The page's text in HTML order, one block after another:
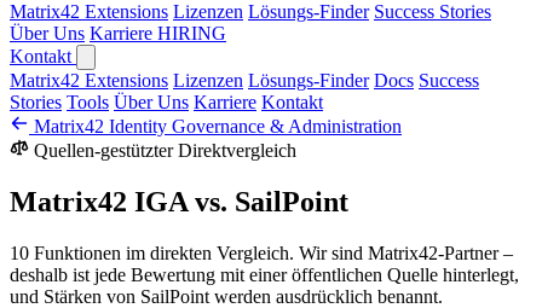
Matrix42 Extensions Lizenzen Lösungs-Finder Success Stories
Über Uns Karriere HIRING
Kontakt
Matrix42 Extensions Lizenzen Lösungs-Finder Docs Success
Stories Tools Über Uns Karriere Kontakt
Matrix42 Identity Governance & Administration
Quellen-gestützter Direktvergleich
Matrix42 IGA vs. SailPoint
10 Funktionen im direkten Vergleich. Wir sind Matrix42-Partner –
deshalb ist jede Bewertung mit einer öffentlichen Quelle hinterlegt,
und Stärken von SailPoint werden ausdrücklich benannt.